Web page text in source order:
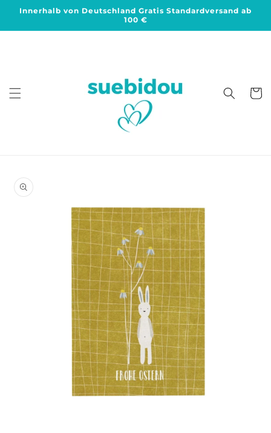
zum
Innerhalb von Deutschland Gratis Standardversand ab
100 €